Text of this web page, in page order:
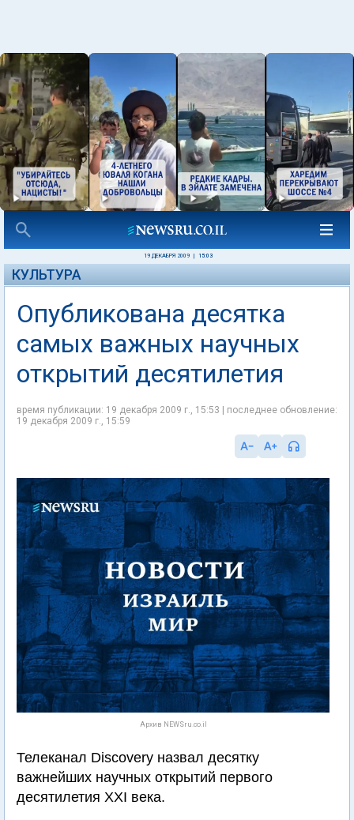
19 ДЕКАБРЯ 2009 15:03
КУЛЬТУРА
Опубликована десятка
самых важных научных
открытий десятилетия
время публикации: 19 декабря 2009 г., 15:53 | последнее обновление:
19 декабря 2009 г., 15:59
Архив NEWSru.co.il
Телеканал Discovery назвал десятку
важнейших научных открытий первого
десятилетия XXI века.